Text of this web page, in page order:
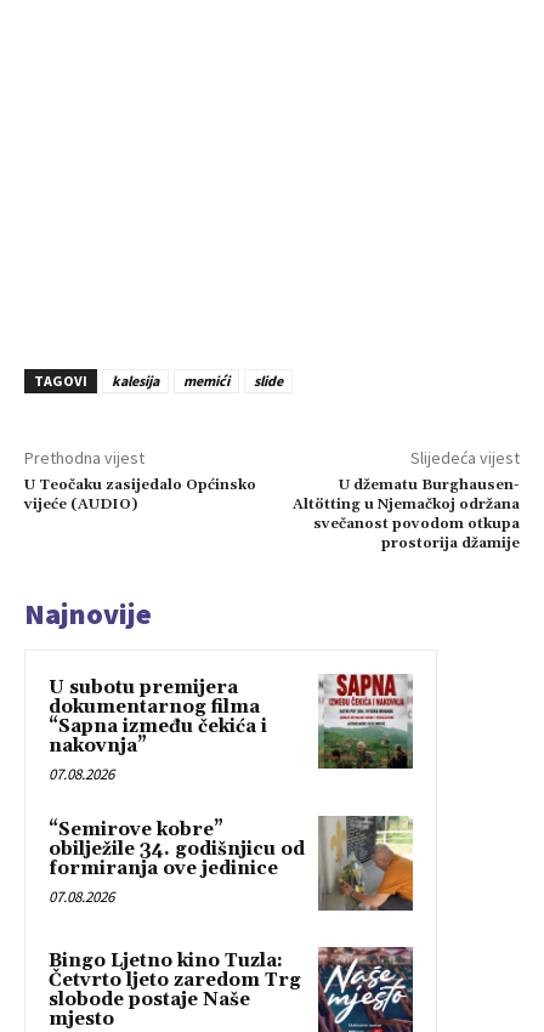
TAGOVI kalesija memići slide
Prethodna vijest
U Teočaku zasijedalo Općinsko
vijeće (AUDIO)
Slijedeća vijest
U džematu Burghausen-
Altötting u Njemačkoj održana
svečanost povodom otkupa
prostorija džamije
Najnovije
U subotu premijera
dokumentarnog filma
“Sapna između čekića i
nakovnja”
07.08.2026
“Semirove kobre”
obilježile 34. godišnjicu od
formiranja ove jedinice
07.08.2026
Bingo Ljetno kino Tuzla:
Četvrto ljeto zaredom Trg
slobode postaje Naše
mjesto